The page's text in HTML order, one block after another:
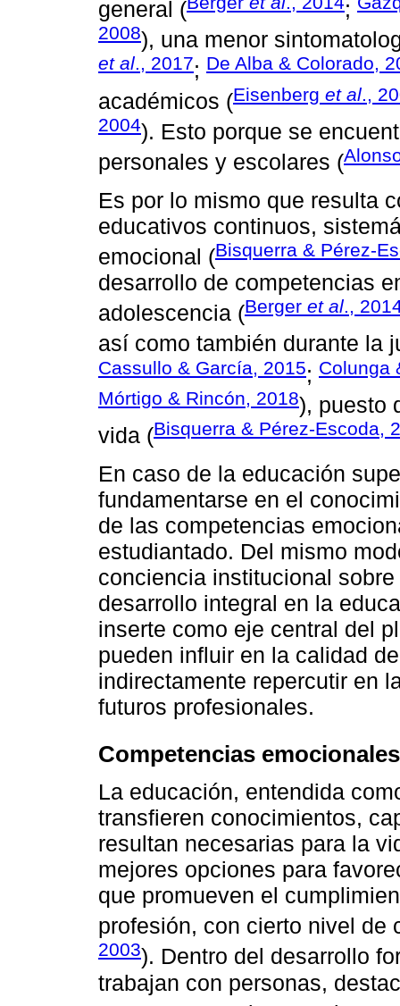
general (
;
2008), una menor
et al., 2017; De Alba & Colorado,
académicos (Eisenberg et al .,
2004). Esto porque se
personales y escolares (
Es por lo mismo que resulta
educativos continuos,
emocional (Bisquerra & Pérez-
desarrollo de competencias
adolescencia (Berger et al.,
así como también durante la
Cassullo & García, 2015; Colunga
Mórtigo & Rincón, 2018), puesto
vida (Bisquerra & Pérez-Escoda,
En caso de la educación
fundamentarse en el
de las competencias
estudiantado. Del mismo
conciencia institucional
desarrollo integral en la
inserte como eje central del
pueden influir en la calidad
indirectamente repercutir en
futuros profesionales.
Competencias emocionales
La educación, entendida
transfieren conocimientos,
resultan necesarias para la
mejores opciones para
que promueven el
profesión, con cierto nivel de
2003). Dentro del desarrollo
trabajan con personas,